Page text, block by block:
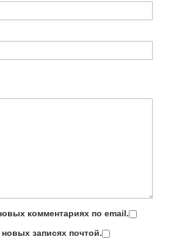
комментариях по email.
записях почтой.